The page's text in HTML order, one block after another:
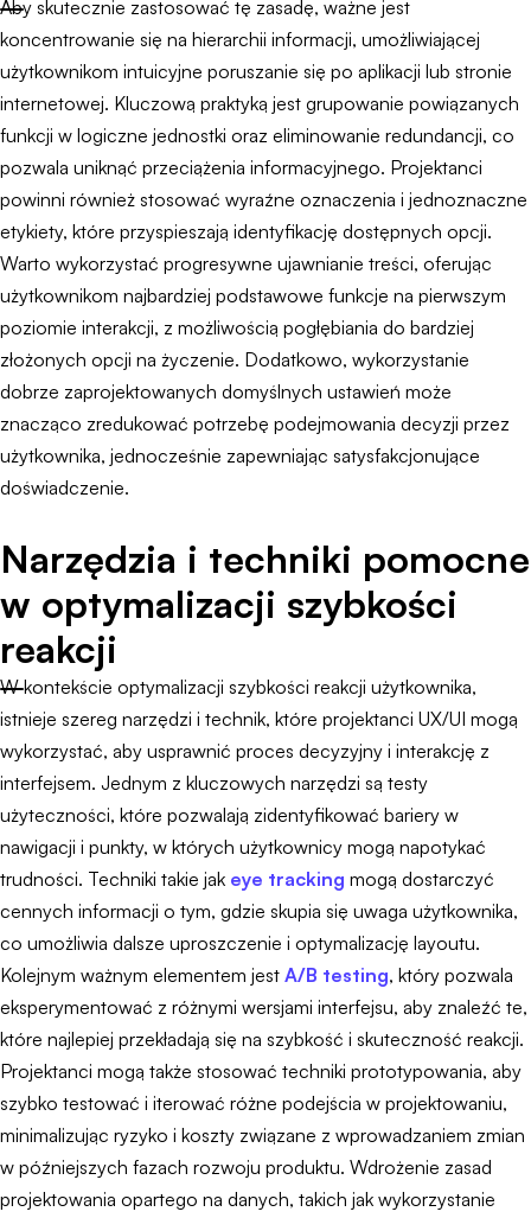
Aby skutecznie zastosować tę zasadę, ważne jest
koncentrowanie się na hierarchii informacji, umożliwiającej
użytkownikom intuicyjne poruszanie się po aplikacji lub stronie
internetowej. Kluczową praktyką jest grupowanie powiązanych
funkcji w logiczne jednostki oraz eliminowanie redundancji, co
pozwala uniknąć przeciążenia informacyjnego. Projektanci
powinni również stosować wyraźne oznaczenia i jednoznaczne
etykiety, które przyspieszają identyfikację dostępnych opcji.
Warto wykorzystać progresywne ujawnianie treści, oferując
użytkownikom najbardziej podstawowe funkcje na pierwszym
poziomie interakcji, z możliwością pogłębiania do bardziej
złożonych opcji na życzenie. Dodatkowo, wykorzystanie
dobrze zaprojektowanych domyślnych ustawień może
znacząco zredukować potrzebę podejmowania decyzji przez
użytkownika, jednocześnie zapewniając satysfakcjonujące
doświadczenie.
Narzędzia i techniki pomocne
w optymalizacji szybkości
reakcji
W kontekście optymalizacji szybkości reakcji użytkownika,
istnieje szereg narzędzi i technik, które projektanci UX/UI mogą
wykorzystać, aby usprawnić proces decyzyjny i interakcję z
interfejsem. Jednym z kluczowych narzędzi są testy
użyteczności, które pozwalają zidentyfikować bariery w
nawigacji i punkty, w których użytkownicy mogą napotykać
trudności. Techniki takie jak eye tracking mogą dostarczyć
cennych informacji o tym, gdzie skupia się uwaga użytkownika,
co umożliwia dalsze uproszczenie i optymalizację layoutu.
Kolejnym ważnym elementem jest A/B testing, który pozwala
eksperymentować z różnymi wersjami interfejsu, aby znaleźć te,
które najlepiej przekładają się na szybkość i skuteczność reakcji.
Projektanci mogą także stosować techniki prototypowania, aby
szybko testować i iterować różne podejścia w projektowaniu,
minimalizując ryzyko i koszty związane z wprowadzaniem zmian
w późniejszych fazach rozwoju produktu. Wdrożenie zasad
projektowania opartego na danych, takich jak wykorzystanie